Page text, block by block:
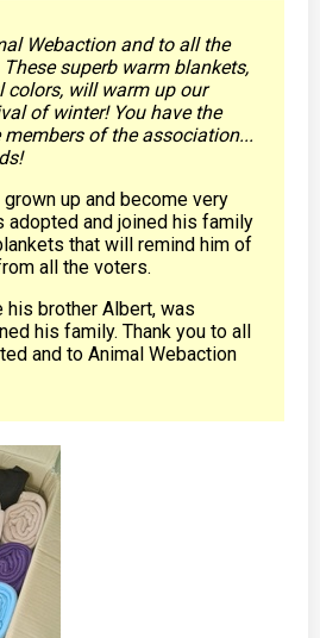
Webaction and to all the
superb warm blankets,
colors, will warm up our
of winter! You have the
of the association...
up and become very
adopted and joined his family
that will remind him of
all the voters.
his brother Albert, was
his family. Thank you to all
and to Animal Webaction